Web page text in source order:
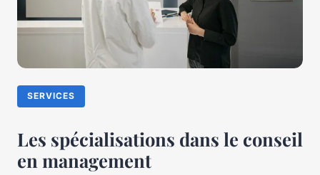
SERVICES
Les spécialisations dans le conseil
en management